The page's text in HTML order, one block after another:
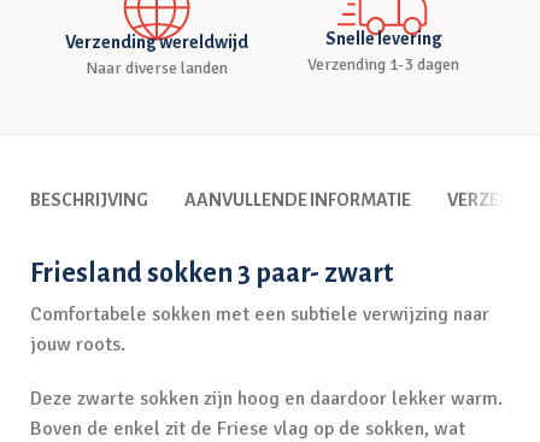
Verzending wereldwijd
Naar diverse landen
Snelle levering
Verzending 1-3 dagen
BESCHRIJVING AANVULLENDE INFORMATIE
Friesland sokken 3 paar- zwart
Comfortabele sokken met een subtiele verwijzing naar
jouw roots.
Deze zwarte sokken zijn hoog en daardoor lekker warm.
Boven de enkel zit de Friese vlag op de sokken, wat